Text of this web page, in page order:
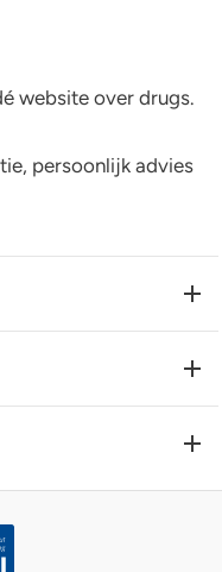
website over drugs.
persoonlijk advies